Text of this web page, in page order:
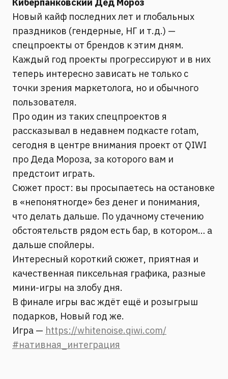
Новый кайф последних лет и глобальных
праздников (гендерные, НГ и т.д.) —
спецпроекты от брендов к этим дням.
Каждый год проекты прогрессируют и в них
теперь интересно зависать не только с
точки зрения маркетолога, но и обычного
пользователя.
Про один из таких спецпроектов я
рассказывал в недавнем подкасте rotam,
сегодня в центре внимания проект от QIWI
про Деда Мороза, за которого вам и
предстоит играть.
Сюжет прост: вы просыпаетесь на остановке
в «непонятногде» без денег и понимания,
что делать дальше. По удачному стечению
обстоятельств рядом есть бар, в котором… а
дальше спойлеры.
Интересный короткий сюжет, приятная и
качественная пиксельная графика, разные
мини-игры на злобу дня.
В финале игры вас ждёт ещё и розыгрыш
подарков, Новый год же.
Игра — https://whitenoise.qiwi.com/
#нативная_интеграция